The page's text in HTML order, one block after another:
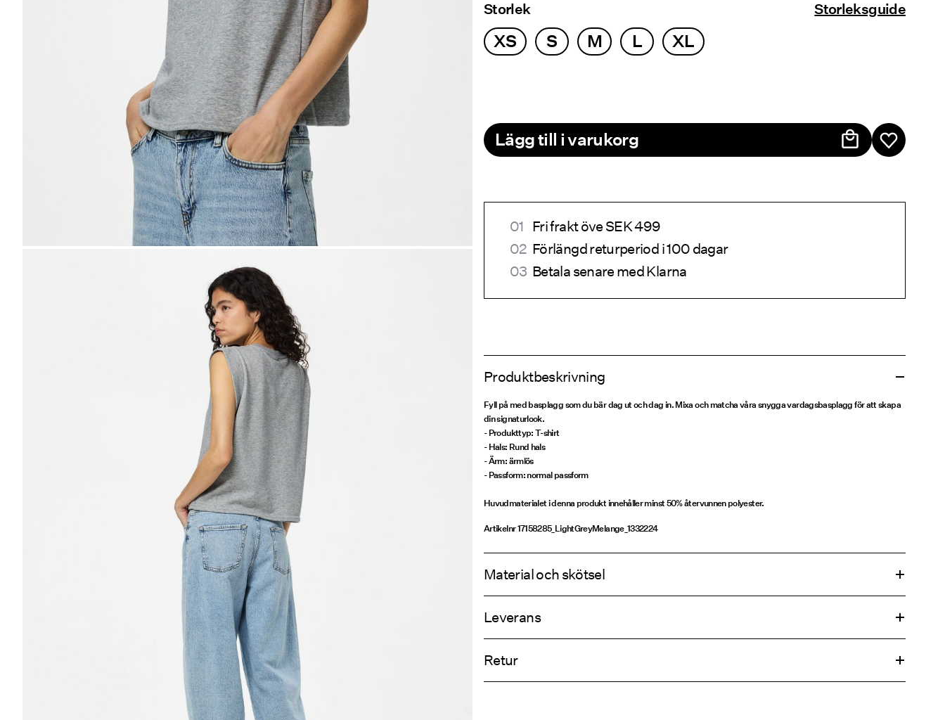
Storlek Storleksguide
XS S M L XL
Lägg till i varukorg
Fri frakt öve SEK 499
Förlängd returperiod i 100 dagar
Betala senare med Klarna
Produktbeskrivning
Fyll på med basplagg som du bär dag ut och dag in. Mixa och matcha våra snygga vardagsbasplagg för att skapa
din signaturlook.
- Produkttyp: T-shirt
- Hals: Rund hals
- Ärm: ärmlös
- Passform: normal passform
Huvudmaterialet i denna produkt innehåller minst 50% återvunnen polyester.
Artikelnr17158285_LightGreyMelange_1332224
Material och skötsel
Leverans
Retur